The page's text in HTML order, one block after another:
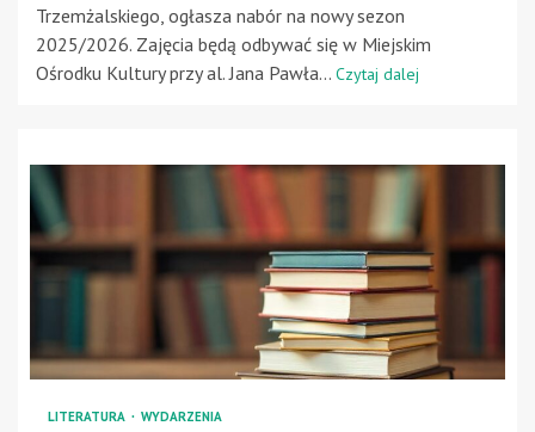
Trzemżalskiego, ogłasza nabór na nowy sezon
2025/2026. Zajęcia będą odbywać się w Miejskim
Ośrodku Kultury przy al. Jana Pawła... Czytaj dalej
LITERATURA WYDARZENIA